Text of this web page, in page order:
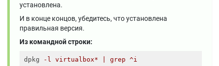
установлена.
И в конце концов, убедитесь, что установлена ​​
правильная версия.
Из командной строки:
dpkg -l virtualbox* | grep ^i